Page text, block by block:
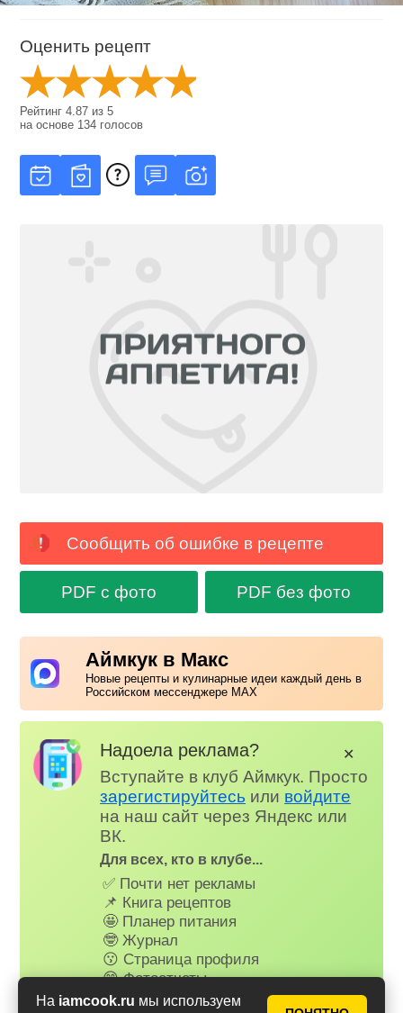
На iamcook.ru мы используем
Оценить рецепт
Рейтинг4.87 из5
на основе 134 голосов
Сообщить об ошибке в рецепте
PDF с фото PDF без фото
Аймкук в Макс
Новые рецепты и кулинарные идеи каждый день в
Российском мессенджере MAX
Надоела реклама?
Вступайте в клуб Аймкук. Просто
зарегистируйтесь или войдите
на наш сайт через Яндекс или
ВК.
Для всех, кто в клубе...
✅ Почти нет рекламы
📌 Книга рецептов
🤩 Планер питания
🤓 Журнал
😗 Страница профиля
😋 Фотоотчеты
😃 Комментарии
✕